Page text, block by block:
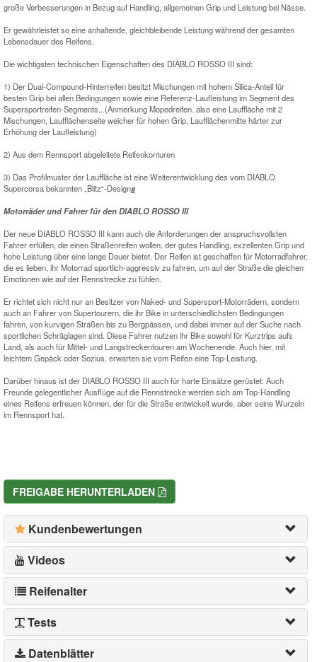
große Verbesserungen in Bezug auf Handling, allgemeinen Grip und Leistung bei Nässe.
Er gewährleistet so eine anhaltende, gleichbleibende Leistung während der gesamten
Lebensdauer des Reifens.
Die wichtigsten technischen Eigenschaften des DIABLO ROSSO III sind:
1) Der Dual-Compound-Hinterreifen besitzt Mischungen mit hohem Silica-Anteil für
besten Grip bei allen Bedingungen sowie eine Referenz-Laufleistung im Segment des
Supersportreifen-Segments...(Anmerkung Mopedreifen..also eine Lauffläche mit 2
Mischungen, Laufflächenseite weicher für hohen Grip, Laufflächenmitte härter zur
Erhöhung der Laufleistung)
2) Aus dem Rennsport abgeleitete Reifenkonturen
3) Das Profilmuster der Lauffläche ist eine Weiterentwicklung des vom DIABLO
Supercorsa bekannten „Blitz“-Designs
Motorräder und Fahrer für den DIABLO ROSSO III
Der neue DIABLO ROSSO III kann auch die Anforderungen der anspruchsvollsten
Fahrer erfüllen, die einen Straßenreifen wollen, der gutes Handling, exzellenten Grip und
hohe Leistung über eine lange Dauer bietet. Der Reifen ist geschaffen für Motorradfahrer,
die es lieben, ihr Motorrad sportlich-aggressiv zu fahren, um auf der Straße die gleichen
Emotionen wie auf der Rennstrecke zu fühlen.
Er richtet sich nicht nur an Besitzer von Naked- und Supersport-Motorrädern, sondern
auch an Fahrer von Supertourern, die ihr Bike in unterschiedlichsten Bedingungen
fahren, von kurvigen Straßen bis zu Bergpässen, und dabei immer auf der Suche nach
sportlichen Schräglagen sind. Diese Fahrer nutzen ihr Bike sowohl für Kurztrips aufs
Land, als auch für Mittel- und Langstreckentouren am Wochenende. Auch hier, mit
leichtem Gepäck oder Sozius, erwarten sie vom Reifen eine Top-Leistung.
Darüber hinaus ist der DIABLO ROSSO III auch für harte Einsätze gerüstet: Auch
Freunde gelegentlicher Ausflüge auf die Rennstrecke werden sich am Top-Handling
eines Reifens erfreuen können, der für die Straße entwickelt wurde, aber seine Wurzeln
im Rennsport hat.
FREIGABE HERUNTERLADEN
Kundenbewertungen
Videos
Reifenalter
Tests
Datenblätter